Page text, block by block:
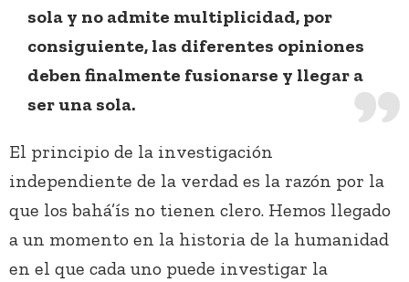
sola y no admite multiplicidad, por
consiguiente, las diferentes opiniones
deben finalmente fusionarse y llegar a
ser una sola.
El principio de la investigación
independiente de la verdad es la razón por la
que los bahá’ís no tienen clero. Hemos llegado
a un momento en la historia de la humanidad
en el que cada uno puede investigar la